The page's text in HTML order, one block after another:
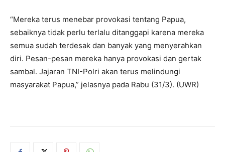
“Mereka terus menebar provokasi tentang Papua,
sebaiknya tidak perlu terlalu ditanggapi karena mereka
semua sudah terdesak dan banyak yang menyerahkan
diri. Pesan-pesan mereka hanya provokasi dan gertak
sambal. Jajaran TNI-Polri akan terus melindungi
masyarakat Papua,” jelasnya pada Rabu (31/3). (UWR)